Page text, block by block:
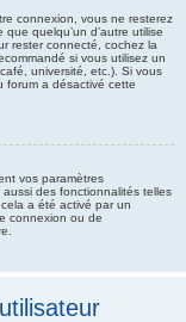
connexion, vous ne resterez
quelqu’un d’autre utilise
rester connecté, cochez la
si vous utilisez un
université, etc.). Si vous
forum a désactivé cette
vos paramètres
des fonctionnalités telles
a été activé par un
connexion ou de